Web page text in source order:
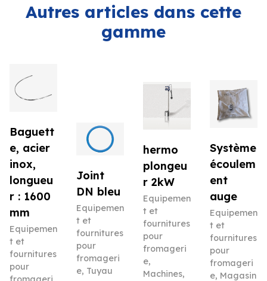
Autres articles dans cette
gamme
Baguett
e, acier
inox,
longueu
r : 1600
mm
Equipemen
t et
fournitures
pour
Joint
DN bleu
Equipemen
t et
fournitures
pour
fromageri
e, Tuyau
hermo
plongeu
r 2kW
Equipemen
t et
fournitures
pour
fromageri
e,
Machines,
Système
écoulem
ent
auge
Equipemen
t et
fournitures
pour
fromageri
e, Magasin